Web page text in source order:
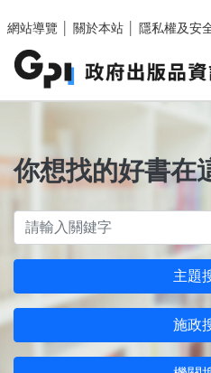
網站導覽
關於本站 隱私權及安
你想找的好書在
主題
施政